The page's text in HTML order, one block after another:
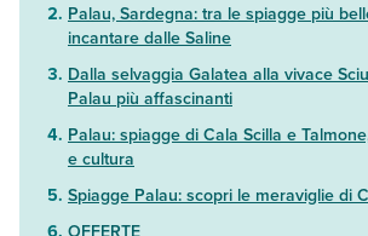
Palau, Sardegna: tra le spiagge più
incantare dalle Saline
Dalla selvaggia Galatea alla vivace
Palau più affascinanti
Palau: spiagge di Cala Scilla e
e cultura
Spiagge Palau: scopri le meraviglie di